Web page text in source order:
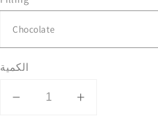
الكمية
Decrease Increase